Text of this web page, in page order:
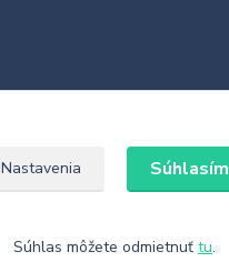
Nastavenia Súhlasím
Súhlas môžete odmietnuť tu.